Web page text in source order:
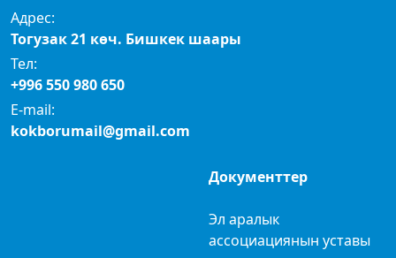
Адрес:
Тогузак 21 көч. Бишкек шаары
Тел:
+996 550 980 650
E-mail:
kokborumail@gmail.com
Документтер
Эл аралык
ассоциациянын уставы